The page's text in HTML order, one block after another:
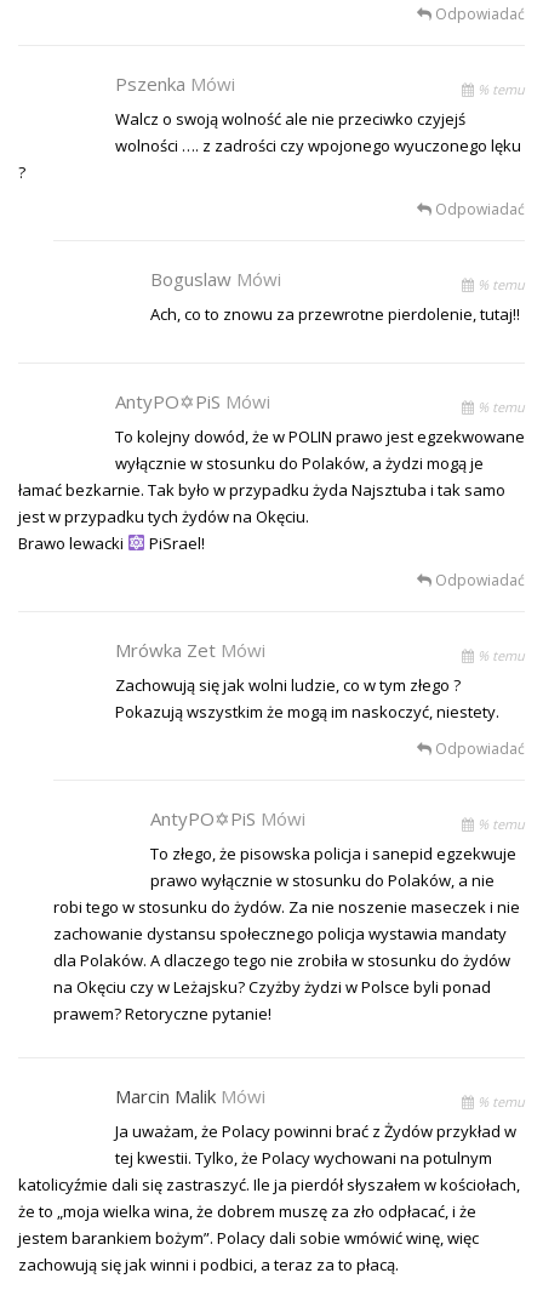
Odpowiadać
Pszenka Mówi % temu
Walcz o swoją wolność ale nie przeciwko czyjejś
wolności …. z zadrości czy wpojonego wyuczonego lęku
?
Odpowiadać
Boguslaw Mówi % temu
Ach, co to znowu za przewrotne pierdolenie, tutaj!!
AntyPO✡PiS Mówi % temu
To kolejny dowód, że w POLIN prawo jest egzekwowane
wyłącznie w stosunku do Polaków, a żydzi mogą je
łamać bezkarnie. Tak było w przypadku żyda Najsztuba i tak samo
jest w przypadku tych żydów na Okęciu.
Brawo lewacki
PiSrael!
Odpowiadać
Mrówka Zet Mówi % temu
Zachowują się jak wolni ludzie, co w tym złego ?
Pokazują wszystkim że mogą im naskoczyć, niestety.
Odpowiadać
AntyPO✡PiS Mówi % temu
To złego, że pisowska policja i sanepid egzekwuje
prawo wyłącznie w stosunku do Polaków, a nie
robi tego w stosunku do żydów. Za nie noszenie maseczek i nie
zachowanie dystansu społecznego policja wystawia mandaty
dla Polaków. A dlaczego tego nie zrobiła w stosunku do żydów
na Okęciu czy w Leżajsku? Czyżby żydzi w Polsce byli ponad
prawem? Retoryczne pytanie!
Marcin Malik Mówi % temu
Ja uważam, że Polacy powinni brać z Żydów przykład w
tej kwestii. Tylko, że Polacy wychowani na potulnym
katolicyźmie dali się zastraszyć. Ile ja pierdół słyszałem w kościołach,
że to „moja wielka wina, że dobrem muszę za zło odpłacać, i że
jestem barankiem bożym”. Polacy dali sobie wmówić winę, więc
zachowują się jak winni i podbici, a teraz za to płacą.